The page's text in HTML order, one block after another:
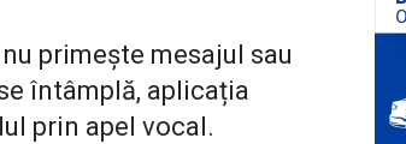
primește mesajul sau
întâmplă, aplicația
prin apel vocal.